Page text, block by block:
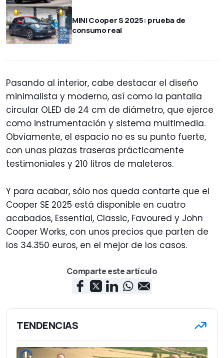
MINI Cooper S 2025: prueba de
consumo real
Pasando al interior, cabe destacar el diseño
minimalista y moderno, así como la pantalla
circular OLED de 24 cm de diámetro, que ejerce
como instrumentación y sistema multimedia.
Obviamente, el espacio no es su punto fuerte,
con unas plazas traseras prácticamente
testimoniales y 210 litros de maleteros.
Y para acabar, sólo nos queda contarte que el
Cooper SE 2025 está disponible en cuatro
acabados, Essential, Classic, Favoured y John
Cooper Works, con unos precios que parten de
los 34.350 euros, en el mejor de los casos.
Comparte este artículo
TENDENCIAS